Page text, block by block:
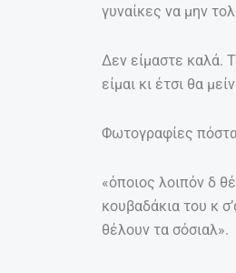
γυναίκες να μην
Δεν είμαστε καλά.
είμαι κι έτσι θα
Φωτογραφίες
«όποιος λοιπόν δ
κουβαδάκια του κ
θέλουν τα σόσιαλ».